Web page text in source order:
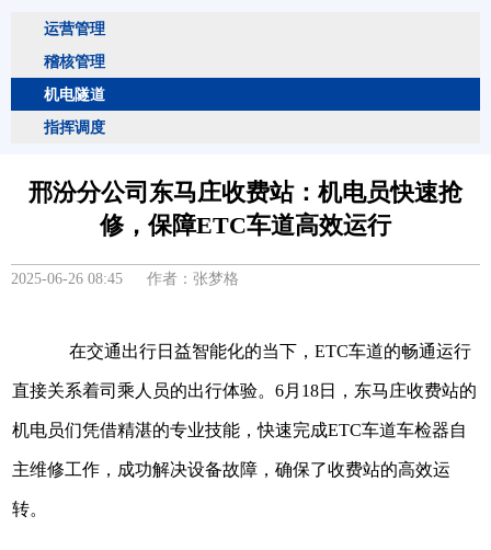
运营管理
稽核管理
机电隧道
指挥调度
邢汾分公司东马庄收费站：机电员快速抢
修，保障ETC车道高效运行
2025-06-26 08:45 作者：张梦格
在交通出行日益智能化的当下，ETC车道的畅通运行
直接关系着司乘人员的出行体验。6月18日，东马庄收费站的
机电员们凭借精湛的专业技能，快速完成ETC车道车检器自
主维修工作，成功解决设备故障，确保了收费站的高效运
转。